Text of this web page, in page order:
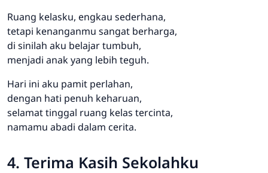
Ruang kelasku, engkau sederhana,
tetapi kenanganmu sangat berharga,
di sinilah aku belajar tumbuh,
menjadi anak yang lebih teguh.
Hari ini aku pamit perlahan,
dengan hati penuh keharuan,
selamat tinggal ruang kelas tercinta,
namamu abadi dalam cerita.
4. Terima Kasih Sekolahku